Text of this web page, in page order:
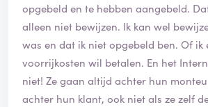
opgebeld en te hebben aangebeld.
alleen niet bewijzen. Ik kan wel
was en dat ik niet opgebeld ben. Of ik
voorrijkosten wil betalen. En het
niet! Ze gaan altijd achter hun
achter hun klant, ook niet als ze zelf